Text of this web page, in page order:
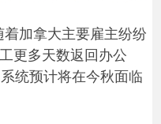
着加拿大主要雇主纷纷
更多天数返回办公
统预计将在今秋面临